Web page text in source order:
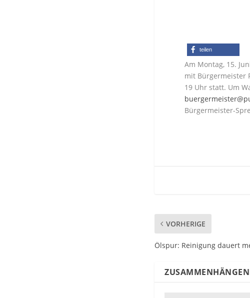
teilen
Am Montag, 15.
mit Bürgermeister
19 Uhr statt. Um
Bürgermeister-
VORHERIGE
Ölspur: Reinigung dauert